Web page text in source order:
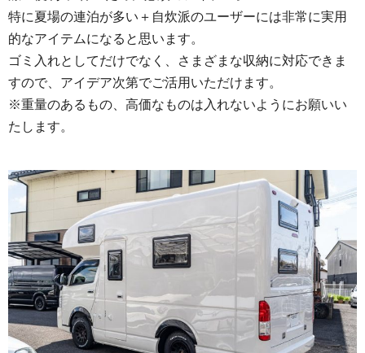
特に夏場の連泊が多い＋自炊派のユーザーには非常に実用
的なアイテムになると思います。
ゴミ入れとしてだけでなく、さまざまな収納に対応できま
すので、アイデア次第でご活用いただけます。
※重量のあるもの、高価なものは入れないようにお願いい
たします。